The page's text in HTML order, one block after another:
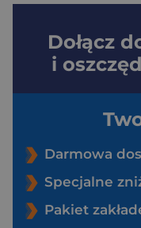
Dołącz
i
Darmowa
Specjalne
Pakiet